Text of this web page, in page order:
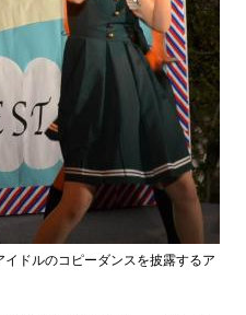
イドルのコピーダンスを披露するア